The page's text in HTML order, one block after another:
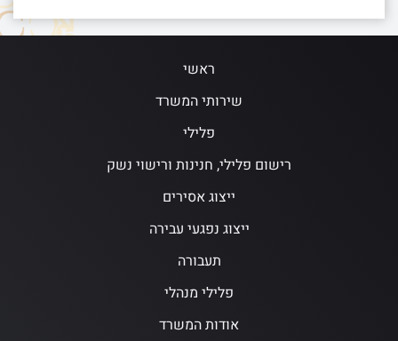
ראשי
שירותי המשרד
פלילי
רישום פלילי, חנינות ורישוי נשק
ייצוג אסירים
ייצוג נפגעי עבירה
תעבורה
פלילי מנהלי
אודות המשרד